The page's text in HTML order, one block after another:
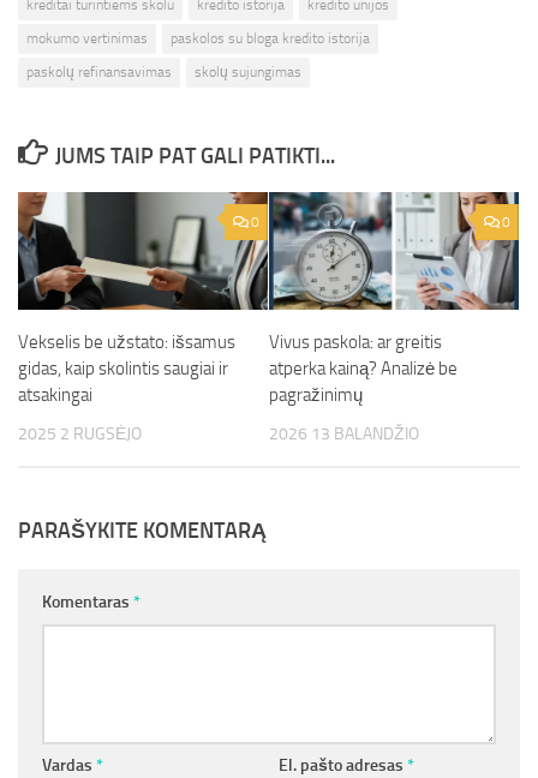
kreditai turintiems skolu kredito istorija
kredito unijos
mokumo vertinimas
paskolos su bloga kredito istorija
paskolų refinansavimas
skolų sujungimas
JUMS TAIP PAT GALI PATIKTI...
0
Vekselis be užstato: išsamus
gidas, kaip skolintis saugiai ir
atsakingai
2025 2 RUGSĖJO
0
Vivus paskola: ar greitis
atperka kainą? Analizė be
pagražinimų
2026 13 BALANDŽIO
PARAŠYKITE KOMENTARĄ
Komentaras *
Vardas * El. pašto adresas *